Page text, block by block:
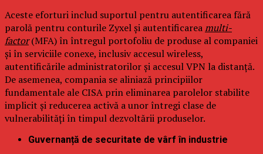
Aceste eforturi includ suportul pentru autentificarea fără
parolă pentru conturile Zyxel și autentificareamulti-
factor(MFA) în întregul portofoliu de produse al companiei
și în serviciile conexe, inclusiv accesul wireless,
autentificările administratorilor și accesul VPN la distanță.
De asemenea, compania se aliniază principiilor
fundamentale ale CISA prin eliminarea parolelor stabilite
implicit și reducerea activă a unor întregi clase de
vulnerabilități în timpul dezvoltării produselor.
Guvernanță de securitate de vârf în industrie